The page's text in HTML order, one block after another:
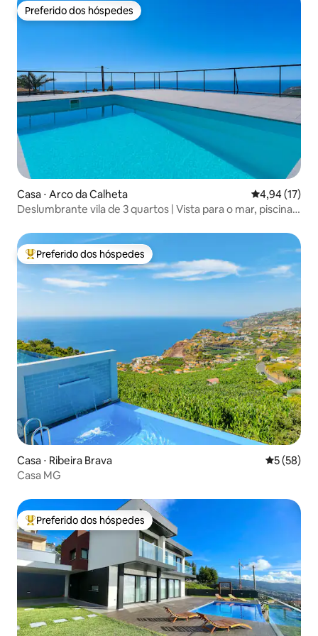
Preferido dos hóspedes
Preferido dos hóspedes
Casa ⋅ Arco da Calheta 4,94 de uma
4,94 (17)
Deslumbrante vila de 3 quartos | Vista para o mar, piscina
Entre os melhores preferidos dos hóspedes
Preferido dos hóspedes
Casa ⋅ Ribeira Brava 5 de uma
5 (58)
Casa MG
Entre os melhores preferidos dos hóspedes
Preferido dos hóspedes